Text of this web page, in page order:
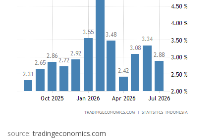
source:tradingeconomics.com